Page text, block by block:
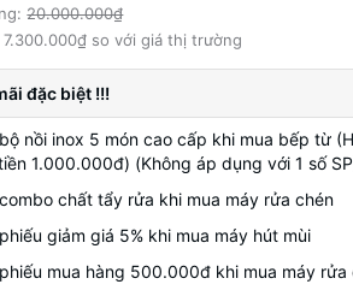
20.000.000₫
7.300.000₫ so với giá thị trường
đặc biệt !!!
nồi inox 5 món cao cấp khi mua bếp từ
1.000.000đ) (Không áp dụng với 1 số
chất tẩy rửa khi mua máy rửa chén
giảm giá 5% khi mua máy hút mùi
mua hàng 500.000đ khi mua máy rửa